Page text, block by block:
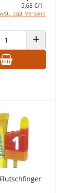
5,68 €/1 l
zzgl. Versand
ANZAHL